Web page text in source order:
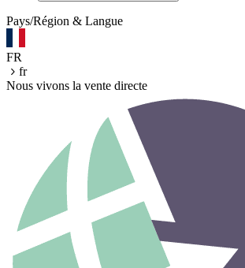
Pays/Région & Langue
FR
fr
Nous vivons la vente directe